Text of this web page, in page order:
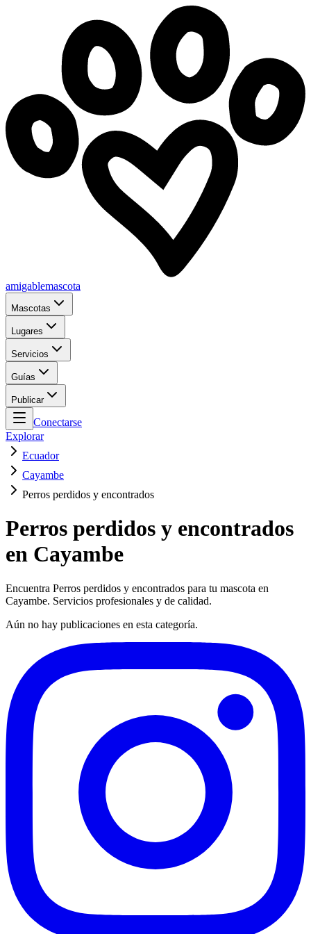
amigablemascota
Mascotas
Lugares
Servicios
Guías
Publicar
Conectarse
Explorar
Ecuador
Cayambe
Perros perdidos y encontrados
Perros perdidos y encontrados
en Cayambe
Encuentra Perros perdidos y encontrados para tu mascota en
Cayambe. Servicios profesionales y de calidad.
Aún no hay publicaciones en esta categoría.